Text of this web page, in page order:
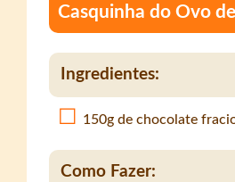
Casquinha do Ovo
Ingredientes:
150g de chocolate
Como Fazer: